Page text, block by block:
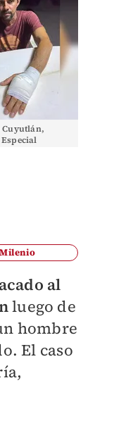
Cuyutlán,
al
luego de
hombre
El caso